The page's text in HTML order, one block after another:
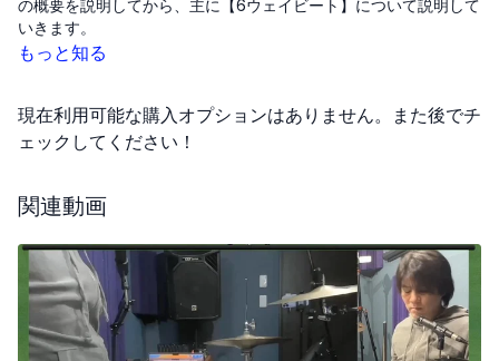
の概要を説明してから、主に【6ウェイビート】について説明して
いきます。
ン）を設定し、6種類のバスドラムパターンを練習しま
す。
6つのバスドラムパターンをランダムに組み合わせて
演奏。
最初はゆっくりしたテンポ（60BPM）で練習し、
徐々にテンポを上げる（90BPMなど）。
ワンAフォーファンク
もっと知る
現在利用可能な購入オプションはありません。また後でチ
ェックしてください！
関連動画